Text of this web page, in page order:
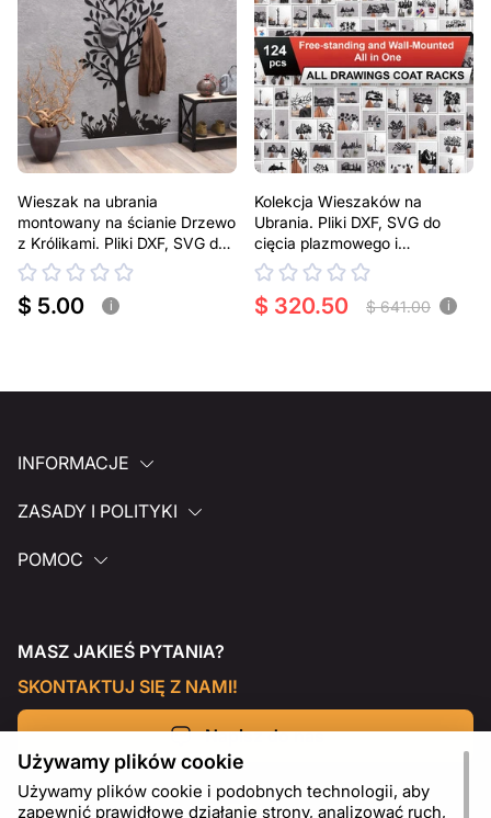
Wieszak na ubrania
montowany na ścianie Drzewo
z Królikami. Pliki DXF, SVG do
cięcia plazmowego i
laserowego
$ 5.00 i
Kolekcja Wieszaków na
Ubrania. Pliki DXF, SVG do
cięcia plazmowego i
laserowego
$ 320.50 $ 641.00 i
INFORMACJE
ZASADY I POLITYKI
POMOC
MASZ JAKIEŚ PYTANIA?
SKONTAKTUJ SIĘ Z NAMI!
Napisz do nas
Używamy plików cookie
Używamy plików cookie i podobnych technologii, aby
zapewnić prawidłowe działanie strony, analizować ruch,